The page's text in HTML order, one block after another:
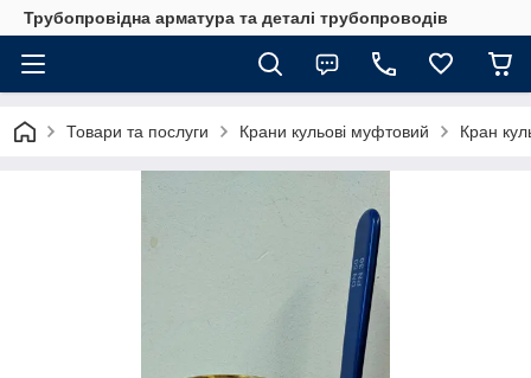
Трубопровідна арматура та деталі трубопроводів
Товари та послуги Крани кульові муфтовий Кран